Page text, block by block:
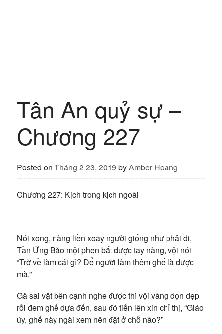
Tân An quỷ sự –
Chương 227
Posted on Tháng 2 23, 2019 byAmber Hoang
Chương 227: Kịch trong kịch ngoài
Nói xong, nàng liền xoay người giống như phải đi,
Tần Ứng Bảo một phen bắt được tay nàng, vội nói
“Trở về làm cái gì? Để người làm thêm ghế là được
mà.”
Gã sai vặt bên cạnh nghe được thì vội vàng dọn dẹp
rồi đem ghế dựa đến, sau đó tiến lên xin chỉ thị, “Giáo
úy, ghế này ngài xem nên đặt ở chỗ nào?”